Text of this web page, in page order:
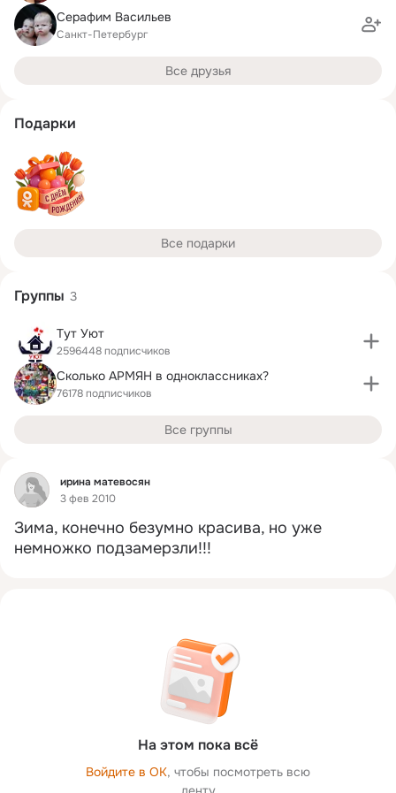
Фид
ирина матевосян
3 фев 2010
Зима, конечно безумно красива, но уже
немножко подзамерзли!!!
На этом пока всё
Войдите в ОК, чтобы посмотреть всю
Серафим Васильев
Санкт-Петербург
Все друзья
Подарки
Все подарки
Группы 3
Тут Уют
2596448 подписчиков
Сколько АРМЯН в одноклассниках?
76178 подписчиков
Все группы